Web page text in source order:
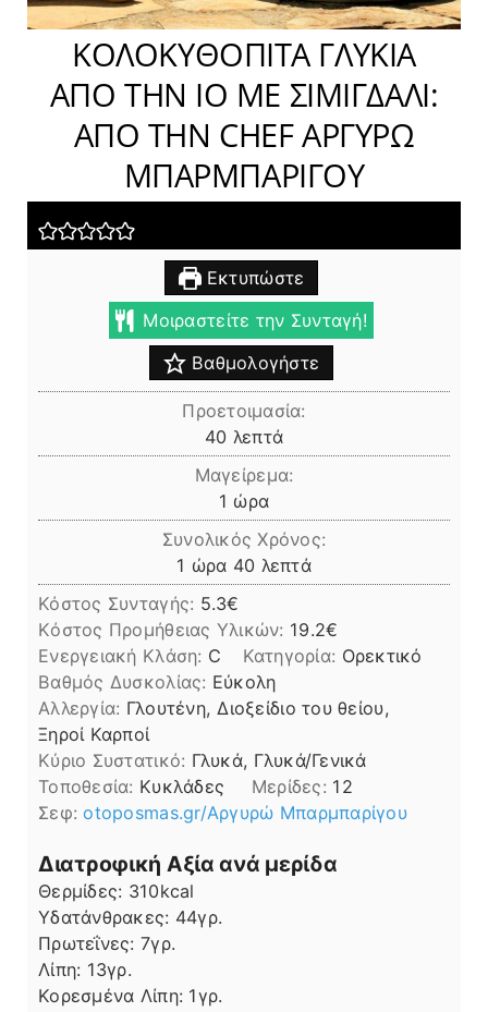
ΚΟΛΟΚΥΘΟΠΙΤΑ ΓΛΥΚΙΑ
ΑΠΟ ΤΗΝ ΙΟ ΜΕ ΣΙΜΙΓΔΑΛΙ:
AΠΟ ΤΗΝ CHEF ΑΡΓΥΡΩ
ΜΠΑΡΜΠΑΡΙΓΟΥ
Εκτυπώστε
Μοιραστείτε την Συνταγή!
Βαθμολογήστε
Προετοιμασία:
40 λεπτά
λεπτά
Μαγείρεμα:
1 ώρα
ώρα
Συνολικός Χρόνος:
1 ώρα
ώρα 40 λεπτά
λεπτά
Κόστος Συνταγής: 5.3€
Kόστος Προμήθειας Υλικών: 19.2
Ενεργειακή Κλάση: C Κατηγορία: Ορεκτικό
Βαθμός Δυσκολίας: Εύκολη
Αλλεργία: Γλουτένη, Διοξείδιο του θείου,
Ξηροί Καρποί
Kύριο Συστατικό: Γλυκά, Γλυκά/Γενικά
Τοποθεσία: Κυκλάδες Μερίδες: 12
Σεφ:otoposmas.gr/Αργυρώ Μπαρμπαρίγου
Διατροφική Αξία ανά μερίδα
Θερμίδες: 310kcal
Υδατάνθρακες: 44γρ.
Πρωτεΐνες: 7γρ.
Λίπη
Λίπη: 13γρ.
Κορεσμένα Λίπη: 1γρ.